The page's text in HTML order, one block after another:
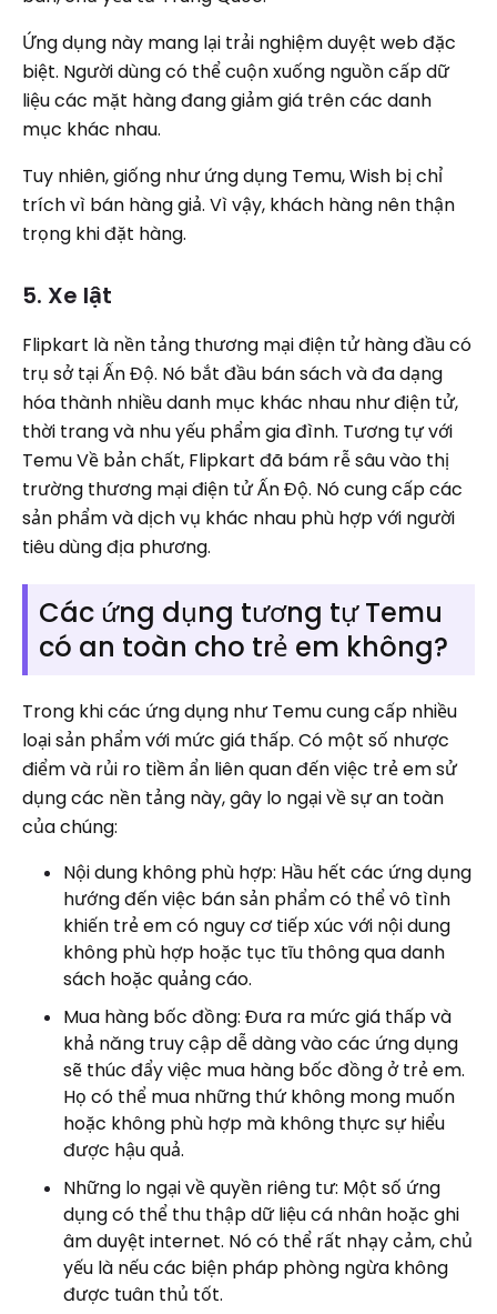
Ứng dụng này mang lại trải nghiệm duyệt web đặc
biệt. Người dùng có thể cuộn xuống nguồn cấp dữ
liệu các mặt hàng đang giảm giá trên các danh
mục khác nhau.
Tuy nhiên, giống như ứng dụng Temu, Wish bị chỉ
trích vì bán hàng giả. Vì vậy, khách hàng nên thận
trọng khi đặt hàng.
5. Xe lật
Flipkart là nền tảng thương mại điện tử hàng đầu có
trụ sở tại Ấn Độ. Nó bắt đầu bán sách và đa dạng
hóa thành nhiều danh mục khác nhau như điện tử,
thời trang và nhu yếu phẩm gia đình. Tương tự với
Temu Về bản chất, Flipkart đã bám rễ sâu vào thị
trường thương mại điện tử Ấn Độ. Nó cung cấp các
sản phẩm và dịch vụ khác nhau phù hợp với người
tiêu dùng địa phương.
Các ứng dụng tương tự Temu
có an toàn cho trẻ em không?
Trong khi các ứng dụng như Temu cung cấp nhiều
loại sản phẩm với mức giá thấp. Có một số nhược
điểm và rủi ro tiềm ẩn liên quan đến việc trẻ em sử
dụng các nền tảng này, gây lo ngại về sự an toàn
của chúng:
Nội dung không phù hợp: Hầu hết các ứng dụng
hướng đến việc bán sản phẩm có thể vô tình
khiến trẻ em có nguy cơ tiếp xúc với nội dung
không phù hợp hoặc tục tĩu thông qua danh
sách hoặc quảng cáo.
Mua hàng bốc đồng: Đưa ra mức giá thấp và
khả năng truy cập dễ dàng vào các ứng dụng
sẽ thúc đẩy việc mua hàng bốc đồng ở trẻ em.
Họ có thể mua những thứ không mong muốn
hoặc không phù hợp mà không thực sự hiểu
được hậu quả.
Những lo ngại về quyền riêng tư: Một số ứng
dụng có thể thu thập dữ liệu cá nhân hoặc ghi
âm duyệt internet. Nó có thể rất nhạy cảm, chủ
yếu là nếu các biện pháp phòng ngừa không
được tuân thủ tốt.